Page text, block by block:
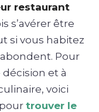
restaurant
s’avérer être
si vous habitez
Pour
et à
voici
trouver le